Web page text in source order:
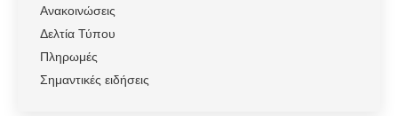
Ανακοινώσεις
Δελτία Τύπου
Πληρωμές
Σημαντικές ειδήσεις